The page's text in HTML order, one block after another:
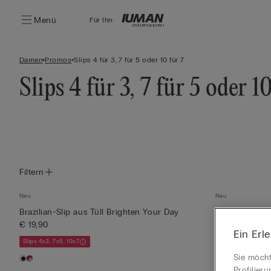
Menü Für Ihn:
Damen Promos Slips 4 für 3, 7 für 5 oder 10 für 7
Slips 4 für 3, 7 für 5 oder
Filtern
Neu
Brazilian-Slip aus Tüll Brighten Your Day
€ 19,90
Slips 4x3, 7x5, 10x7
Neu
Slip mit
€ 19,90
Slips 4x3, 7x5, 10x7
Ein
Sie